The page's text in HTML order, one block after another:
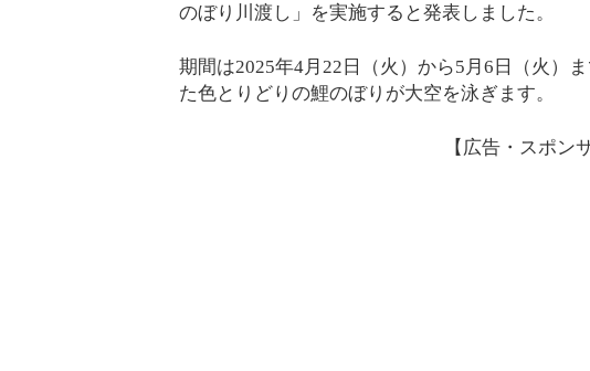
のぼり川渡し」を実施すると発表しました。
期間は2025年4月22日（火）から5月6日（火）
た色とりどりの鯉のぼりが大空を泳ぎます。
【広告・スポン